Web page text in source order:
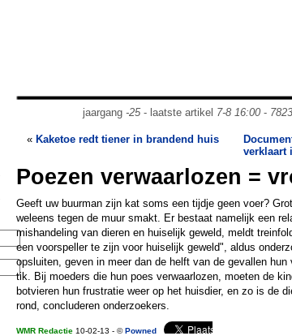
jaargang -25- laatste artikel 7-8 16:00-
« Kaketoe redt tiener in brandend huis
verklaart
Poezen verwaarlozen =
Geeft uw buurman zijn kat soms een tijdje geen voer?
weleens tegen de muur smakt. Er bestaat namelijk een
mishandeling van dieren en huiselijk geweld, meldt
een voorspeller te zijn voor huiselijk geweld", aldus
opsluiten, geven in meer dan de helft van de gevallen
tik. Bij moeders die hun poes verwaarlozen, moeten de
botvieren hun frustratie weer op het huisdier, en zo is de
rond, concluderen onderzoekers.
WMR Redactie 10-02-13 - ©Powned